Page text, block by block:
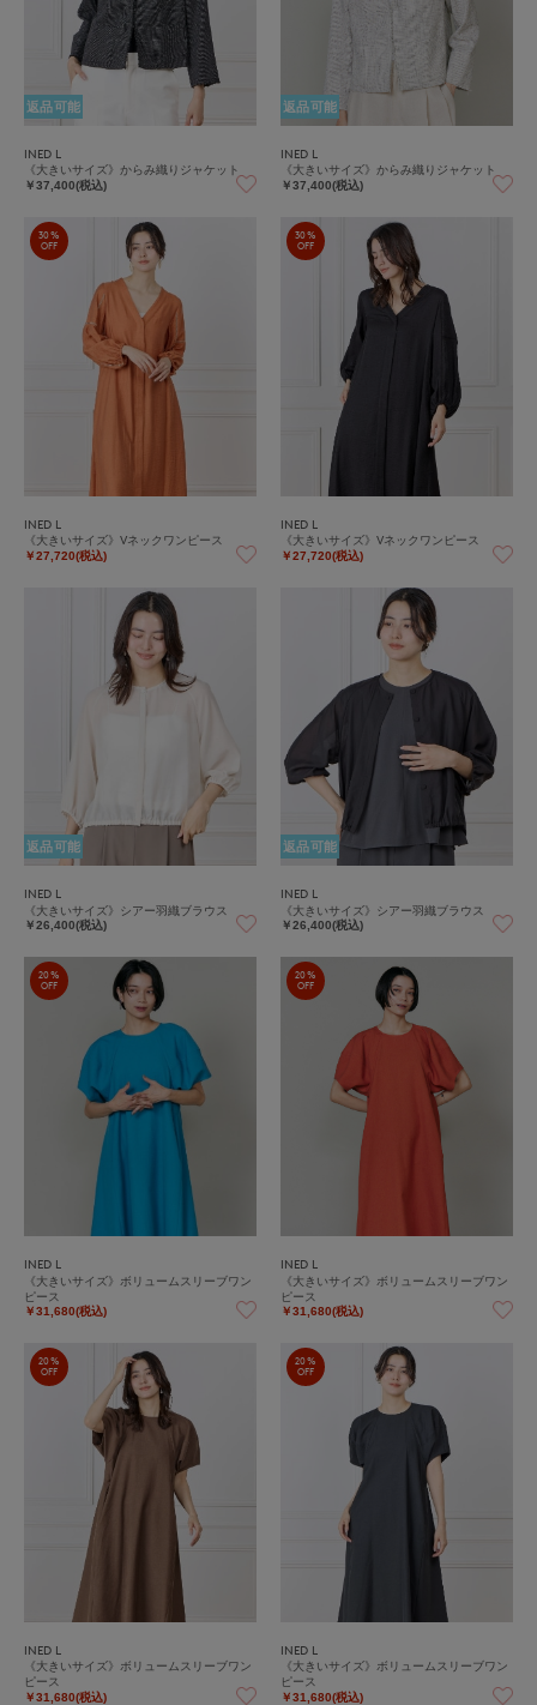
返品可能
INED L
《大きいサイズ》からみ織りジャケット
￥37,400(税込)
返品可能
INED L
《大きいサイズ》からみ織りジャケット
￥37,400(税込)
30%
OFF
INED L
《大きいサイズ》Vネックワンピース
￥27,720(税込)
30%
OFF
INED L
《大きいサイズ》Vネックワンピース
￥27,720(税込)
返品可能
INED L
《大きいサイズ》シアー羽織ブラウス
￥26,400(税込)
返品可能
INED L
《大きいサイズ》シアー羽織ブラウス
￥26,400(税込)
20%
OFF
INED L
《大きいサイズ》ボリュームスリーブワン
ピース
￥31,680(税込)
20%
OFF
INED L
《大きいサイズ》ボリュームスリーブワン
ピース
￥31,680(税込)
20%
OFF
INED L
《大きいサイズ》ボリュームスリーブワン
ピース
￥31,680(税込)
20%
OFF
INED L
《大きいサイズ》ボリュームスリーブワン
ピース
￥31,680(税込)